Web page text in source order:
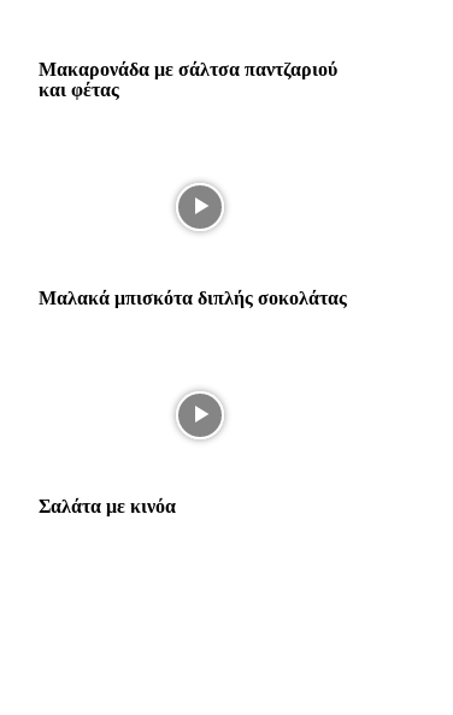
Μακαρονάδα με σάλτσα παντζαριού
και φέτας
Μαλακά μπισκότα διπλής σοκολάτας
Σαλάτα με κινόα